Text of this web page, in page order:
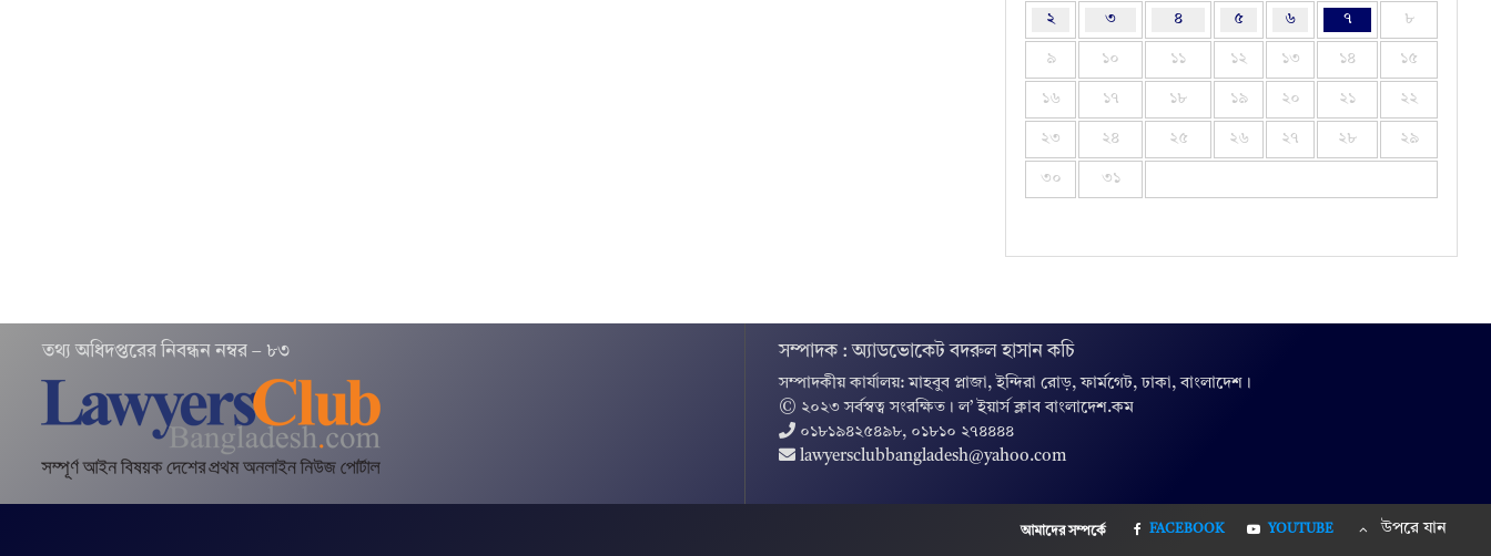
২ ৩ ৪ ৫ ৬ ৭ ৮
৯ ১০ ১১ ১২ ১৩ ১৪ ১৫
১৬ ১৭ ১৮ ১৯ ২০ ২১ ২২
২৩ ২৪ ২৫ ২৬ ২৭ ২৮ ২৯
৩০ ৩১
তথ‌্য অ‌ধিদপ্ত‌রের নিবন্ধন নম্বর – ৮৩ সম্পাদক : অ্যাডভোকেট বদরুল হাসান কচি
সম্পাদকীয় কার্যালয়: মাহবুব প্লাজা, ইন্দিরা রোড়, ফার্মগেট, ঢাকা, বাংলাদেশ।
© ২০২৩ সর্বস্বত্ব সংরক্ষিত । ল’ ইয়ার্স ক্লাব বাংলাদেশ.কম
০১৮১৯৪২৫৪৯৮, ০১৮১০ ২৭৪৪৪৪
lawyersclubbangladesh@yahoo.com
আমাদের সম্পর্কে FACEBOOK YOUTUBE উপরে যান